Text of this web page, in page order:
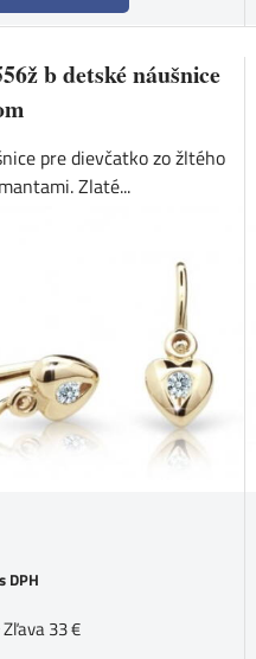
b detské náušnice
pre dievčatko zo žltého
Zlaté...
s DPH
Zľava 33 €